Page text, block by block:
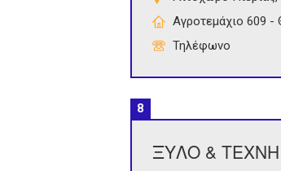
Αγροτεμάχιο 609 -
Τηλέφωνο
8
ΞΥΛΟ &